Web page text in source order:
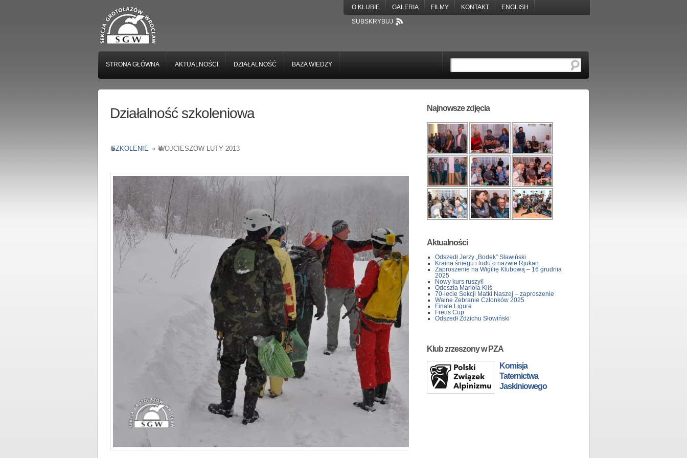
O KLUBIE GALERIA FILMY KONTAKT
ENGLISH
SUBSKRYBUJ
STRONA GŁÓWNA AKTUALNOŚCI DZIAŁALNOŚĆ BAZA WIEDZY
Działalność szkoleniowa
SZKOLENIE » WOJCIESZÓW LUTY 2013
Najnowsze zdjęcia
Aktualności
Odszedł Jerzy „Bodek” Sławiński
Kraina śniegu i lodu o nazwie Rjukan
Zaproszenie na Wigilię Klubową – 16 grudnia
2025
Nowy kurs ruszył!
Odeszła Mariola Kliś
70-lecie Sekcji Matki Naszej – zaproszenie
Walne Zebranie Członków 2025
Finale Ligure
Freus Cup
Odszedł Zdzichu Słowiński
Klub zrzeszony w PZA
Komisja
Taternictwa
Jaskiniowego